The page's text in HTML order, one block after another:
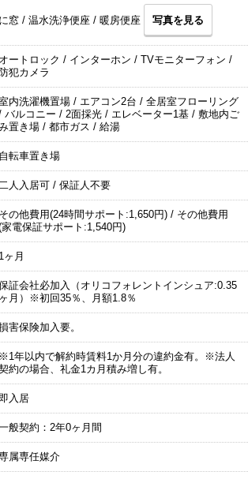
に窓 / 温水洗浄便座 / 暖房便座 写真を見る
オートロック / インターホン / TVモニターフォン /
防犯カメラ
内洗濯機置場 / エアコン2台 / 全居室フローリング
バルコニー / 2面採光 / エレベーター1基 / 敷地内ご
置き場 / 都市ガス / 給湯
自転車置き場
人入居可 / 保証人不要
その他費用(24時間サポート:1,650円) / その他費用
家電保証サポート:1,540円)
1ヶ月
証会社必加入（オリコフォレントインシュア:0.35
ヶ月）※初回35％、月額1.8％
害保険加入要。
※1年以内で解約時賃料1か月分の違約金有。※法人
約の場合、礼金1カ月積み増し有。
即入居
般契約：2年0ヶ月間
属専任媒介